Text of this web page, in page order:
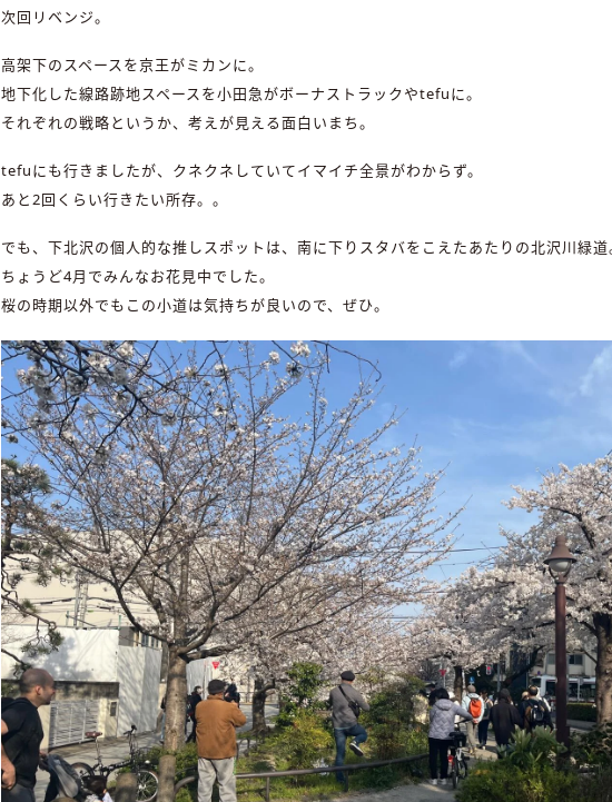
次回リベンジ。
高架下のスペースを京王がミカンに。
地下化した線路跡地スペースを小田急がボーナストラックやtefuに。
それぞれの戦略というか、考えが見える面白いまち。
tefuにも行きましたが、クネクネしていてイマイチ全景がわからず。
あと2回くらい行きたい所存。。
でも、下北沢の個人的な推しスポットは、南に下りスタバをこえたあたりの北沢川緑道
ちょうど4月でみんなお花見中でした。
桜の時期以外でもこの小道は気持ちが良いので、ぜひ。